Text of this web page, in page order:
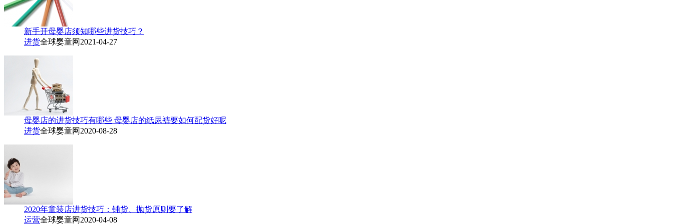
新手开母婴店须知哪些进货技巧？
进货全球婴童网 2021-04-27
母婴店的进货技巧有哪些 母婴店的纸尿裤要如何配货好呢
进货全球婴童网 2020-08-28
2020年童装店进货技巧：铺货、抛货原则要了解
运营全球婴童网 2020-04-08